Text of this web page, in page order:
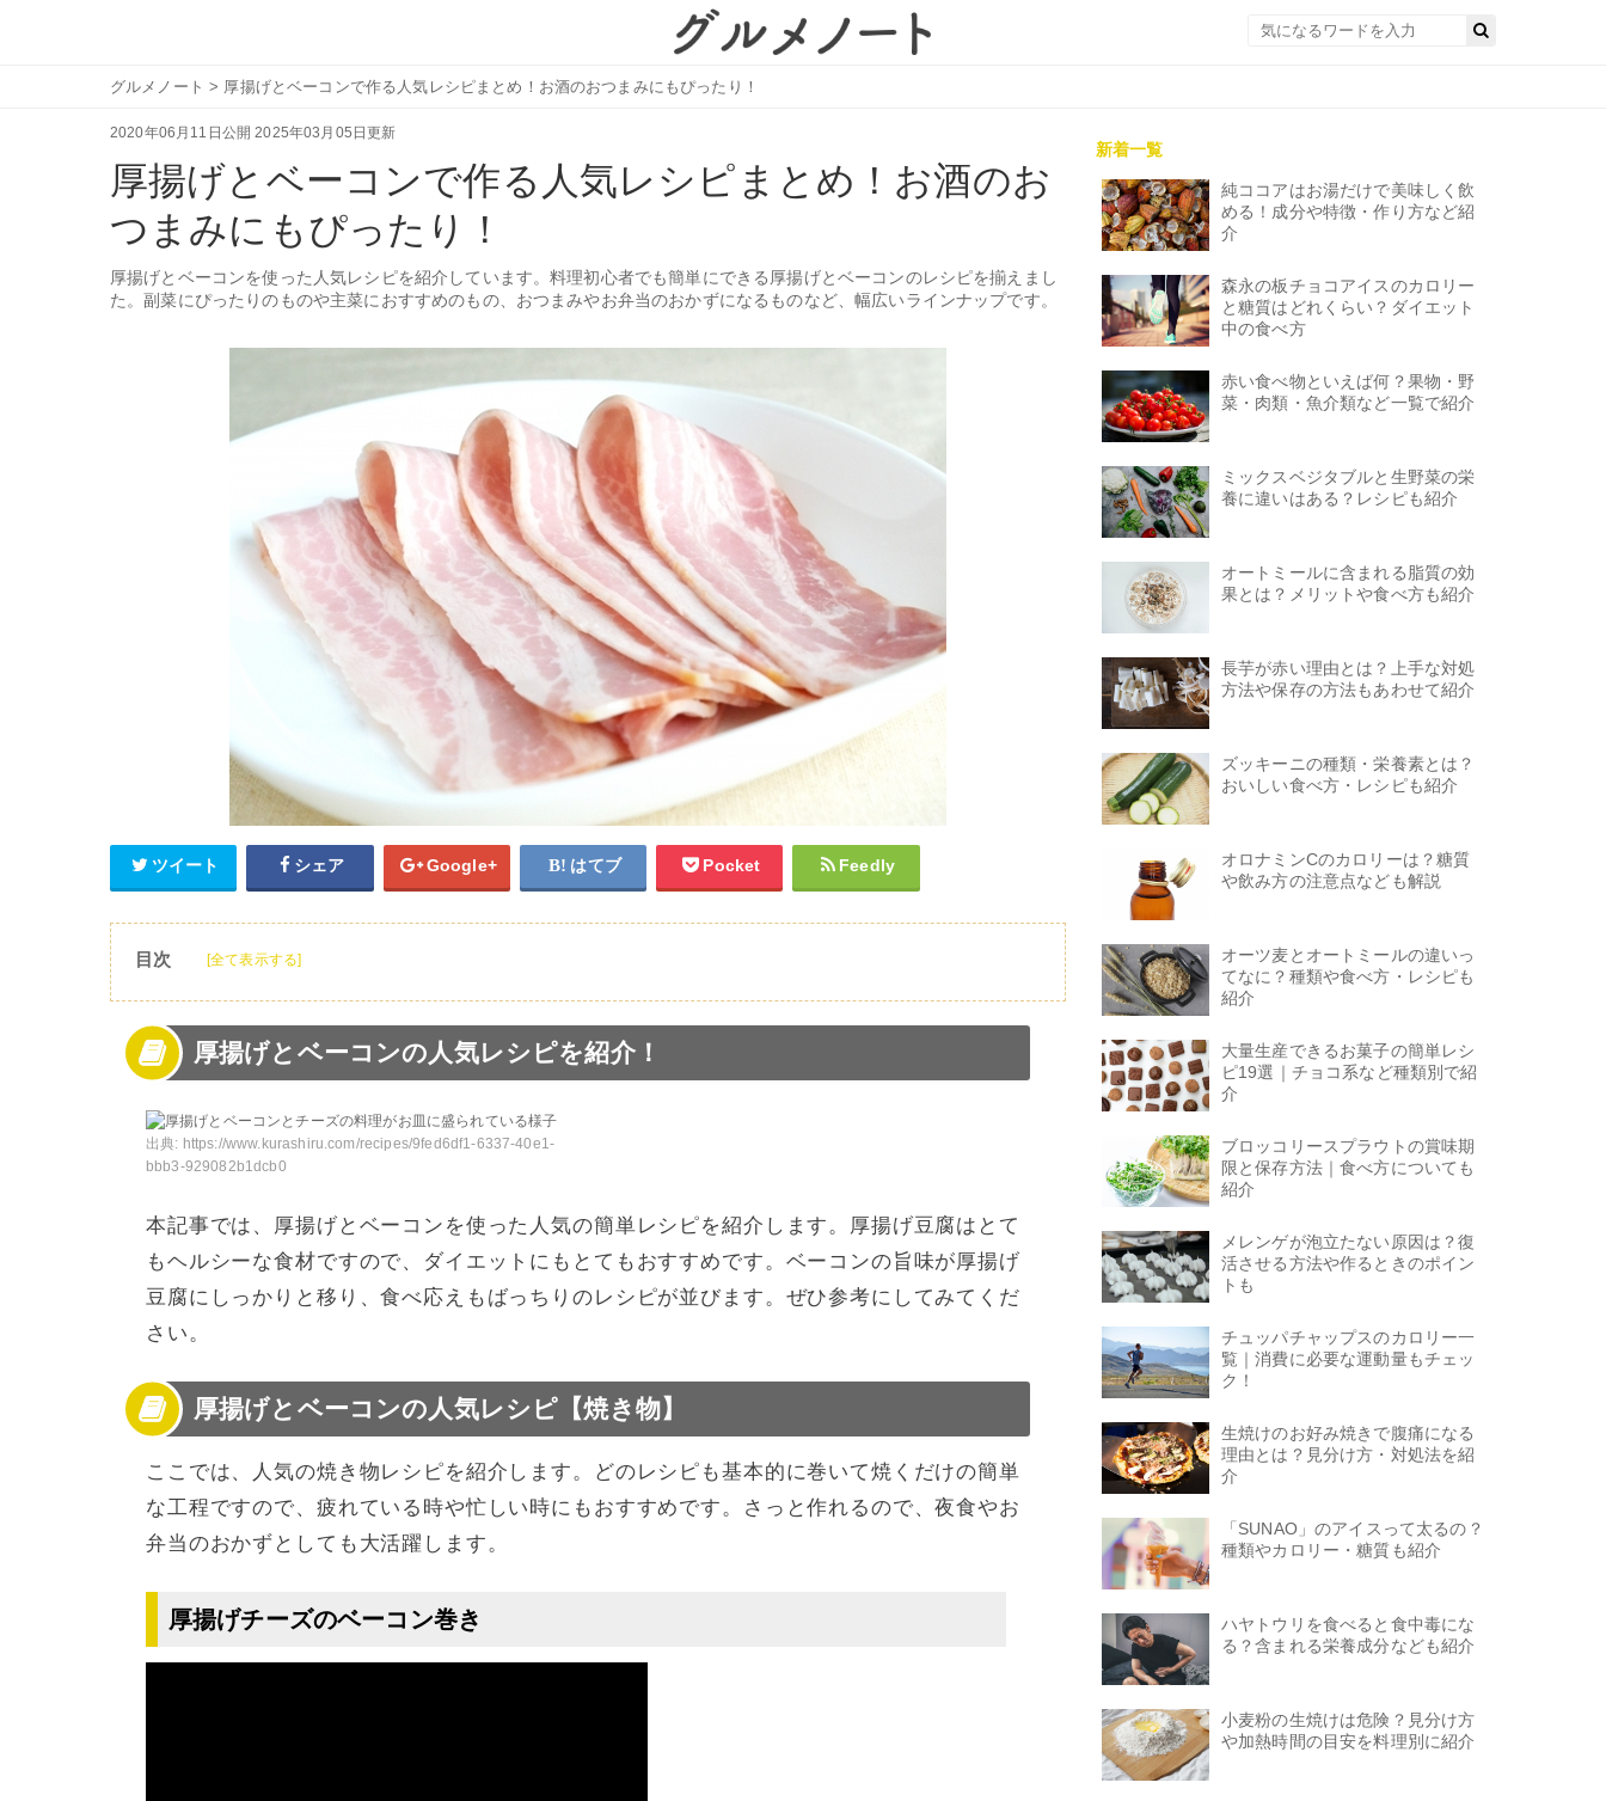
グルメノート > 厚揚げとベーコンで作る人気レシピまとめ！お酒のおつまみにもぴったり！
2020年06月11日公開 2025年03月05日更新
厚揚げとベーコンで作る人気レシピまとめ！お酒のお
つまみにもぴったり！
厚揚げとベーコンを使った人気レシピを紹介しています。料理初心者でも簡単にできる厚揚げとベーコンのレシピを揃えまし
た。副菜にぴったりのものや主菜におすすめのもの、おつまみやお弁当のおかずになるものなど、幅広いラインナップです。
ツイート シェア Google+ はてブ Pocket Feedly
目次 [全て表示する]
3 厚揚げとベーコンの人気レシピ【炒め物】
4 厚揚げとベーコンの人気レシピ【その他】
5 厚揚げとベーコンのいろいろな人気レシピを作ってみよう！
厚揚げとベーコンの人気レシピを紹介！
出典: https://www.kurashiru.com/recipes/9fed6df1-6337-40e1-
bbb3-929082b1dcb0
本記事では、厚揚げとベーコンを使った人気の簡単レシピを紹介します。厚揚げ豆腐はとて
もヘルシーな食材ですので、ダイエットにもとてもおすすめです。ベーコンの旨味が厚揚げ
豆腐にしっかりと移り、食べ応えもばっちりのレシピが並びます。ぜひ参考にしてみてくだ
さい。
厚揚げとベーコンの人気レシピ【焼き物】
ここでは、人気の焼き物レシピを紹介します。どのレシピも基本的に巻いて焼くだけの簡単
な工程ですので、疲れている時や忙しい時にもおすすめです。さっと作れるので、夜食やお
弁当のおかずとしても大活躍します。
厚揚げチーズのベーコン巻き
新着一覧
純ココアはお湯だけで美味しく飲
める！成分や特徴・作り方など紹
介
森永の板チョコアイスのカロリー
と糖質はどれくらい？ダイエット
中の食べ方
赤い食べ物といえば何？果物・野
菜・肉類・魚介類など一覧で紹介
ミックスベジタブルと生野菜の栄
養に違いはある？レシピも紹介
オートミールに含まれる脂質の効
果とは？メリットや食べ方も紹介
長芋が赤い理由とは？上手な対処
方法や保存の方法もあわせて紹介
ズッキーニの種類・栄養素とは？
おいしい食べ方・レシピも紹介
オロナミンCのカロリーは？糖質
や飲み方の注意点なども解説
オーツ麦とオートミールの違いっ
てなに？種類や食べ方・レシピも
紹介
大量生産できるお菓子の簡単レシ
ピ19選｜チョコ系など種類別で紹
介
ブロッコリースプラウトの賞味期
限と保存方法｜食べ方についても
紹介
メレンゲが泡立たない原因は？復
活させる方法や作るときのポイン
トも
チュッパチャップスのカロリー一
覧｜消費に必要な運動量もチェッ
ク！
生焼けのお好み焼きで腹痛になる
理由とは？見分け方・対処法を紹
介
「SUNAO」のアイスって太るの？
種類やカロリー・糖質も紹介
ハヤトウリを食べると食中毒にな
る？含まれる栄養成分なども紹介
小麦粉の生焼けは危険？見分け方
や加熱時間の目安を料理別に紹介